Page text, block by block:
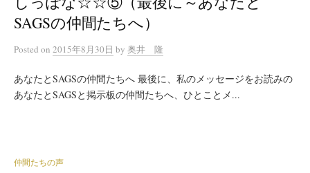
SAGSの仲間たちへ）
Posted on 2015年8月30日 by 奥井 隆
あなたとSAGSの仲間たちへ 最後に、私のメッセージをお読みの
あなたとSAGSと掲示板の仲間たちへ、ひとことメ...
仲間たちの声